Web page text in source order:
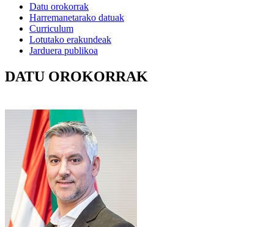
Datu orokorrak
Harremanetarako datuak
Curriculum
Lotutako erakundeak
Jarduera publikoa
DATU OROKORRAK